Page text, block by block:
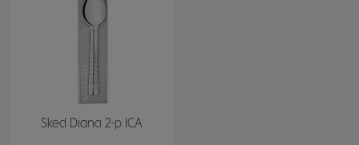
Sked Diana 2-p ICA